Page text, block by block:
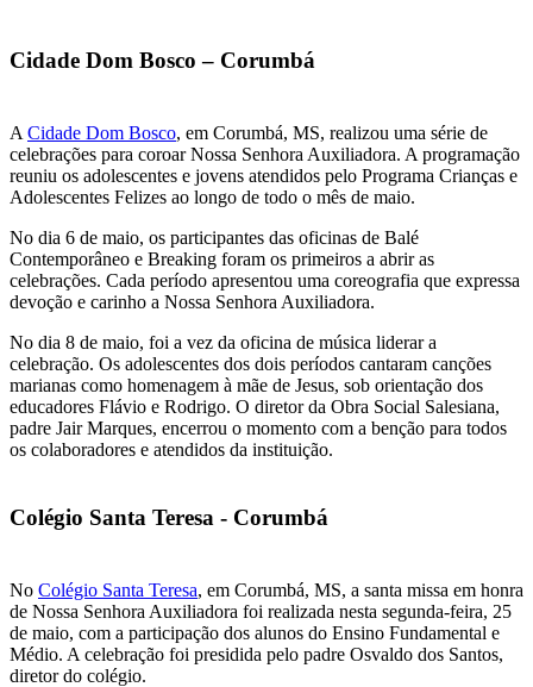
Cidade Dom Bosco – Corumbá
A Cidade Dom Bosco, em Corumbá, MS, realizou uma série de
celebrações para coroar Nossa Senhora Auxiliadora. A programação
reuniu os adolescentes e jovens atendidos pelo Programa Crianças e
Adolescentes Felizes ao longo de todo o mês de maio.
No dia 6 de maio, os participantes das oficinas de Balé
Contemporâneo e Breaking foram os primeiros a abrir as
celebrações. Cada período apresentou uma coreografia que expressa
devoção e carinho a Nossa Senhora Auxiliadora.
No dia 8 de maio, foi a vez da oficina de música liderar a
celebração. Os adolescentes dos dois períodos cantaram canções
marianas como homenagem à mãe de Jesus, sob orientação dos
educadores Flávio e Rodrigo. O diretor da Obra Social Salesiana,
padre Jair Marques, encerrou o momento com a benção para todos
os colaboradores e atendidos da instituição.
Colégio Santa Teresa - Corumbá
No Colégio Santa Teresa, em Corumbá, MS, a santa missa em honra
de Nossa Senhora Auxiliadora foi realizada nesta segunda-feira, 25
de maio, com a participação dos alunos do Ensino Fundamental e
Médio. A celebração foi presidida pelo padre Osvaldo dos Santos,
diretor do colégio.